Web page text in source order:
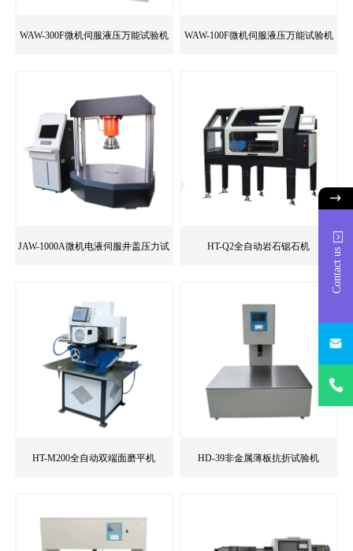
Contact us
400-
WAW-300F微机伺服液压万能试验机 WAW-100F微机伺服液压万能试验机
JAW-1000A微机电液伺服井盖压力试 HT-Q2全自动岩石锯石机
HT-M200全自动双端面磨平机 HD-39非金属薄板抗折试验机